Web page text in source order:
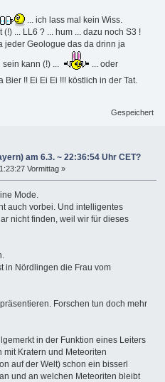
... ich lass mal kein Wiss.
... LL6 ? ... hum ... dazu noch S3 !
jeder Geologue das da drinn ja
kann (!) ...
... oder
Bier !! Ei Ei Ei !!! köstlich in der Tat.
Gespeichert
am 6.3. ~ 22:36:54 Uhr CET?
Vormittag »
Mode.
auch vorbei. Und intelligentes
nicht finden, weil wir für dieses
in Nördlingen die Frau vom
Forschen tun doch mehr
in der Funktion eines Leiters
Kratern und Meteoriten
auf der Welt) schon ein bisserl
und an welchen Meteoriten bleibt